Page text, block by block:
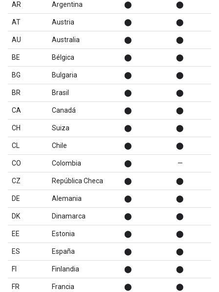
AR Argentina ⬤ ⬤
AT Austria ⬤ ⬤
AU Australia ⬤ ⬤
BE Bélgica ⬤ ⬤
BG Bulgaria ⬤ ⬤
BR Brasil ⬤ ⬤
CA Canadá ⬤ ⬤
CH Suiza ⬤ ⬤
CL Chile ⬤ ⬤
CO Colombia ⬤ —
CZ República Checa ⬤ ⬤
DE Alemania ⬤ ⬤
DK Dinamarca ⬤ ⬤
EE Estonia ⬤ ⬤
ES España ⬤ ⬤
FI Finlandia ⬤ ⬤
FR Francia ⬤ ⬤